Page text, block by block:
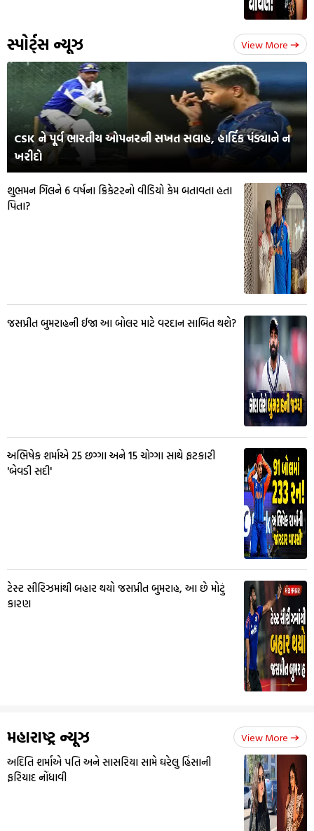
સ્પોર્ટ્સ ન્યૂઝ View More
CSK ને પૂર્વ ભારતીય ઓપનરની સખત સલાહ, હાર્દિક પંડ્યાને ન
ખરીદો
શુભમન ગિલને 6 વર્ષના ક્રિકેટરનો વીડિયો કેમ બતાવતા હતા
પિતા?
જસપ્રીત બુમરાહની ઈજા આ બોલર માટે વરદાન સાબિત થશે?
અભિષેક શર્માએ 25 છગ્ગા અને 15 ચોગ્ગા સાથે ફટકારી
'બેવડી સદી'
ટેસ્ટ સીરિઝમાંથી બહાર થયો જસપ્રીત બુમરાહ, આ છે મોટું
કારણ
મહારાષ્ટ્ર ન્યૂઝ View More
અદિતિ શર્માએ પતિ અને સાસરિયા સામે ઘરેલુ હિંસાની
ફરિયાદ નોંધાવી